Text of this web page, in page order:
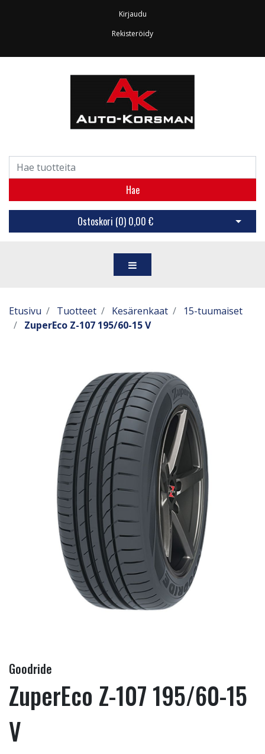
Kirjaudu
Rekisteröidy
Hae
Ostoskori (0) 0,00 € Avaa
Etusivu Tuotteet Kesärenkaat
15-tuumaiset
ZuperEco Z-107 195/60-15 V
Goodride
ZuperEco Z-107 195/60-15
V